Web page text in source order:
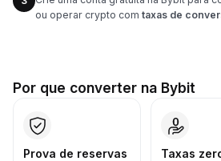
ou operar crypto com taxas de
Por que converter na Bybit
Prova de reservas
Taxas